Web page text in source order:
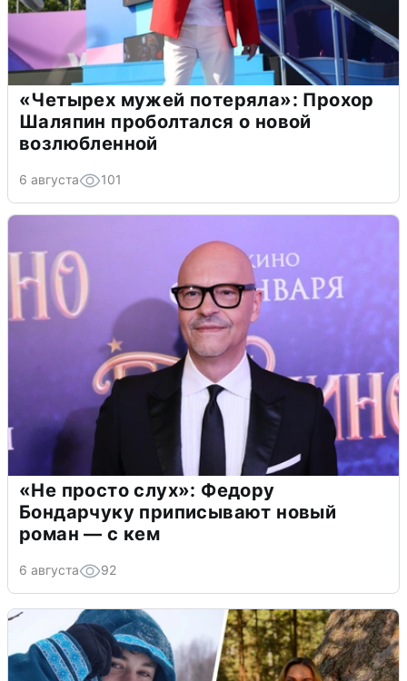
«Четырех мужей потеряла»: Прохор
Шаляпин проболтался о новой
возлюбленной
6 августа 101
«Не просто слух»: Федору
Бондарчуку приписывают новый
роман — с кем
6 августа 92